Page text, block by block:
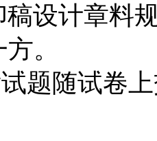
设计章料
。
题随试卷